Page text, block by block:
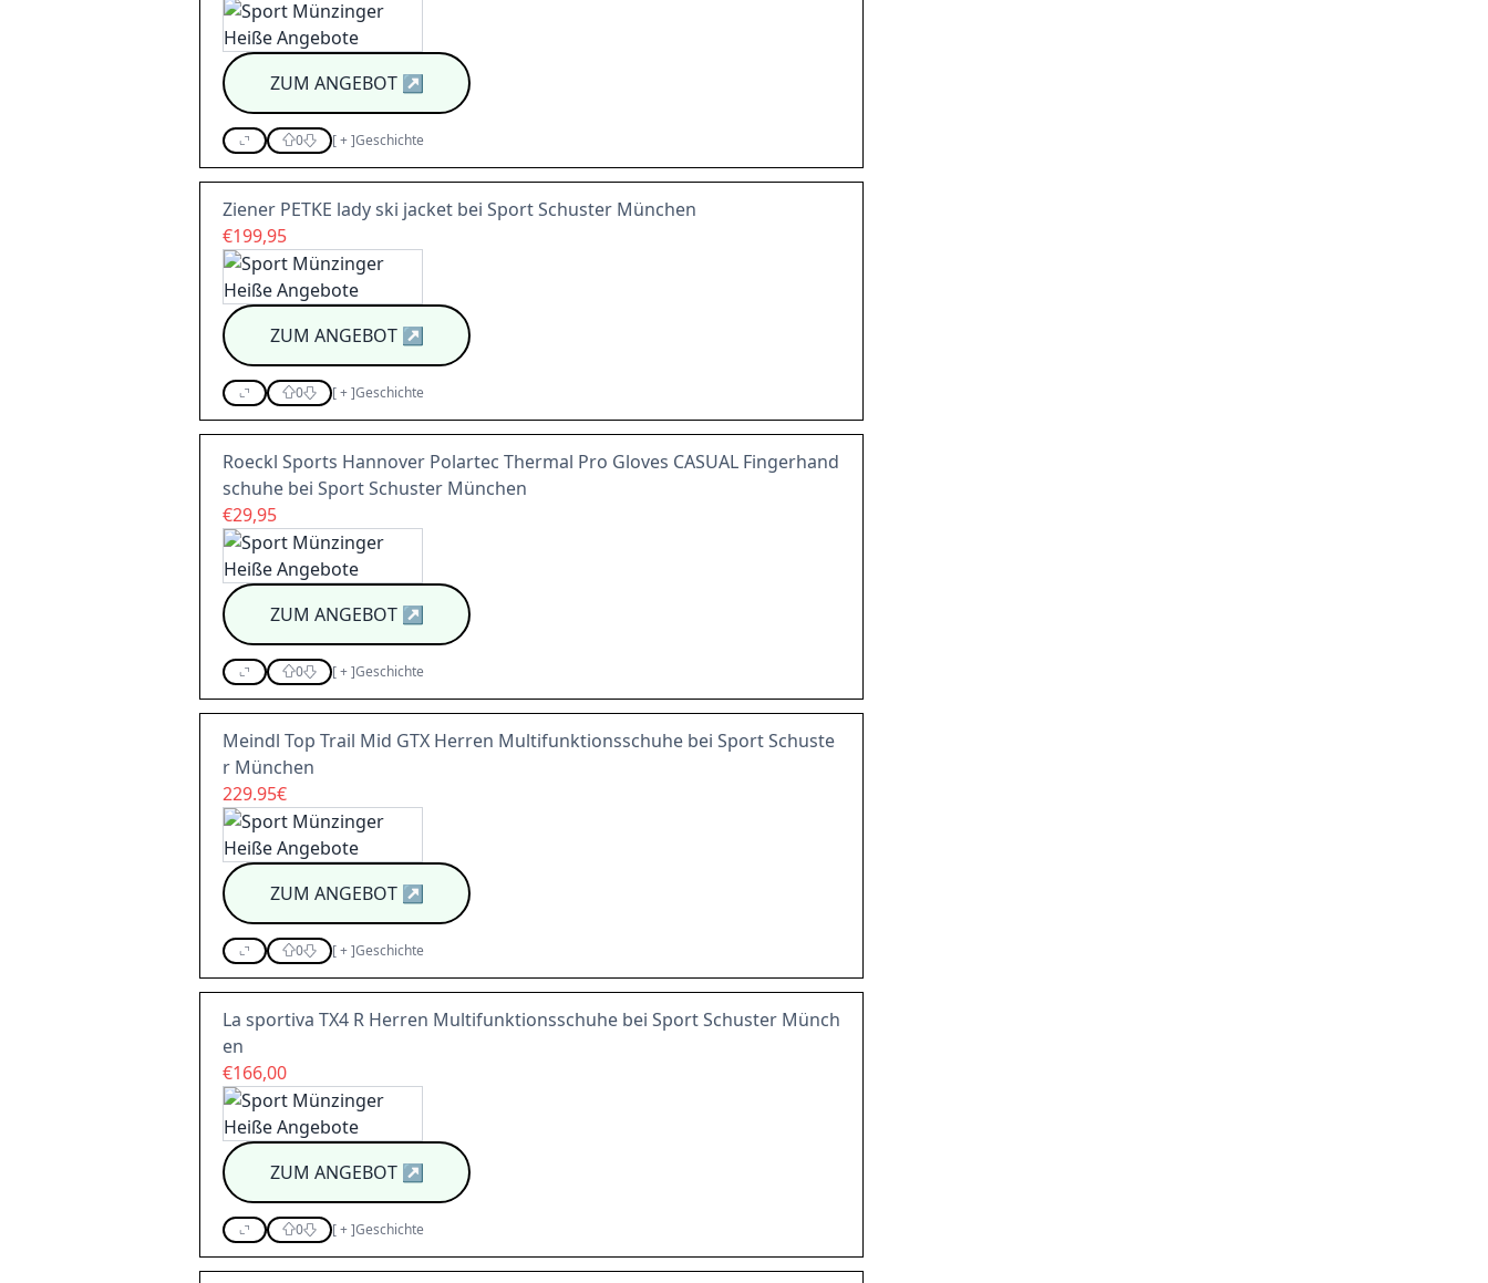
ZUM ANGEBOT↗
0 [+]Geschichte
Ziener PETKE lady ski jacket bei Sport Schuster München
€199,95
ZUM ANGEBOT↗
0 [+]Geschichte
Roeckl Sports Hannover Polartec Thermal Pro Gloves CASUAL Fingerhand
schuhe bei Sport Schuster München
€29,95
ZUM ANGEBOT↗
0 [+]Geschichte
Meindl Top Trail Mid GTX Herren Multifunktionsschuhe bei Sport Schuste
r München
229.95€
ZUM ANGEBOT↗
0 [+]Geschichte
La sportiva TX4 R Herren Multifunktionsschuhe bei Sport Schuster Münch
en
€166,00
ZUM ANGEBOT↗
0 [+]Geschichte